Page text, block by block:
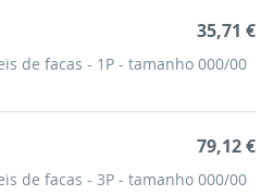
de facas - 1P - tamanho 000/00
35,71 €
de facas - 3P - tamanho 000/00
79,12 €